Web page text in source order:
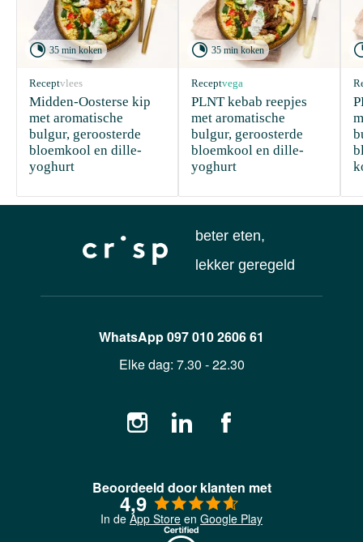
 35 min koken
Receptvlees
Midden-Oosterse kip
met aromatische
bulgur, geroosterde
bloemkool en dille-
yoghurt
 35 min koken
Receptvega
PLNT kebab reepjes
met aromatische
bulgur, geroosterde
bloemkool en dille-
yoghurt
beter eten,
lekker geregeld
WhatsApp097 010 2606 61
Elke dag: 7.30 - 22.30
Beoordeeld door klanten met
4,9
In de App Store en Google Play